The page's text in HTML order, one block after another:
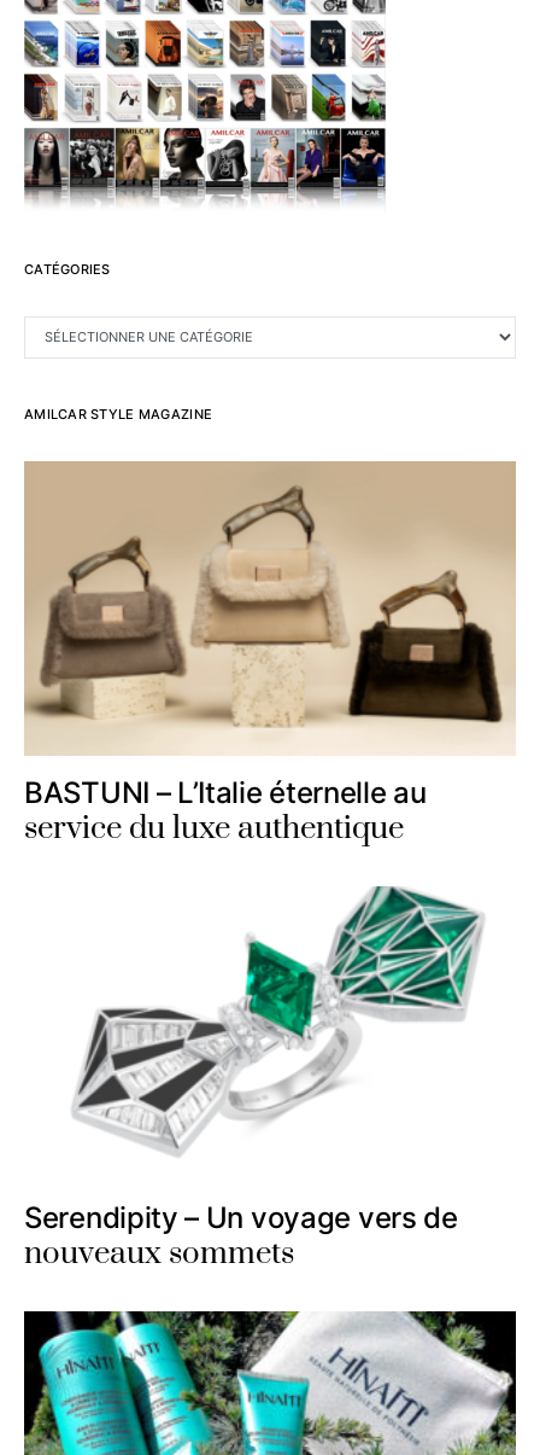
CATÉGORIES
CATÉGORIES
AMILCAR STYLE MAGAZINE
BASTUNI – L’Italie éternelle au
service du luxe authentique
Serendipity – Un voyage vers de
nouveaux sommets